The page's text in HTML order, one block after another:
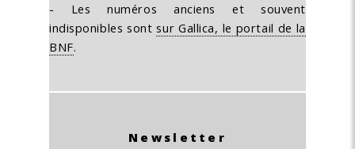
- Les numéros anciens et souvent
indisponibles sontsur Gallica, le portail de la
BNF.
Newsletter